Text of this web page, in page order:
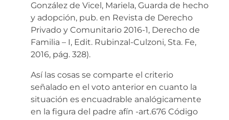
González de Vicel, Mariela, Guarda de hecho
y adopción, pub. en Revista de Derecho
Privado y Comunitario 2016-1, Derecho de
Familia – I, Edit. Rubinzal-Culzoni, Sta. Fe,
2016, pág. 328).
Así las cosas se comparte el criterio
señalado en el voto anterior en cuanto la
situación es encuadrable analógicamente
en la figura del padre afín -art.676 Código